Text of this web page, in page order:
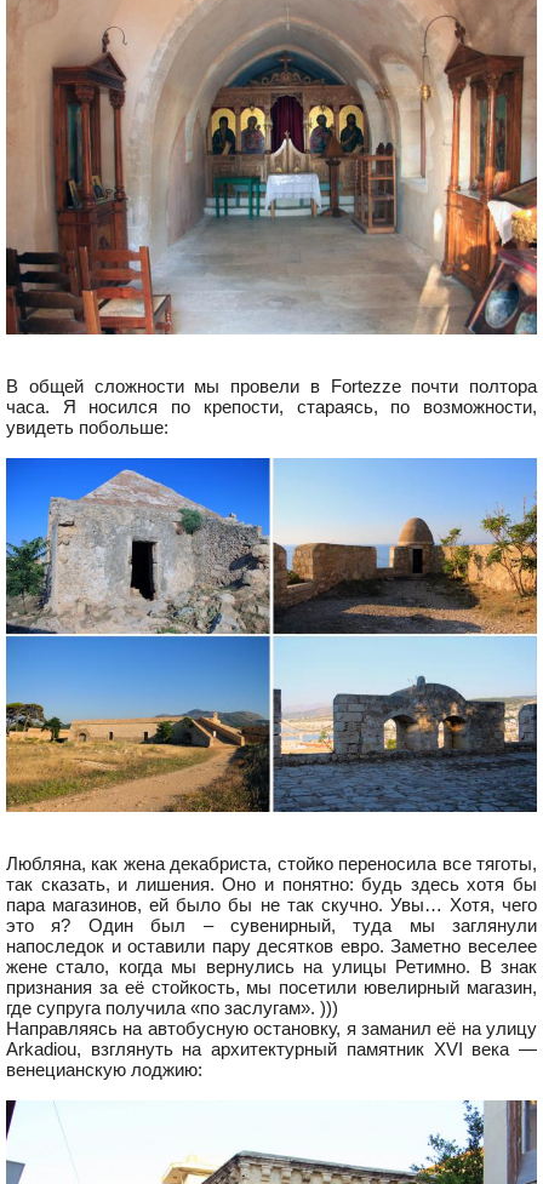
В общей сложности мы провели в Fortezze почти полтора
часа. Я носился по крепости, стараясь, по возможности,
увидеть побольше:
Любляна, как жена декабриста, стойко переносила все тяготы,
так сказать, и лишения. Оно и понятно: будь здесь хотя бы
пара магазинов, ей было бы не так скучно. Увы… Хотя, чего
это я? Один был – сувенирный, туда мы заглянули
напоследок и оставили пару десятков евро. Заметно веселее
жене стало, когда мы вернулись на улицы Ретимно. В знак
признания за её стойкость, мы посетили ювелирный магазин,
где супруга получила «по заслугам». )))
Направляясь на автобусную остановку, я заманил её на улицу
Arkadiou, взглянуть на архитектурный памятник XVI века —
венецианскую лоджию: